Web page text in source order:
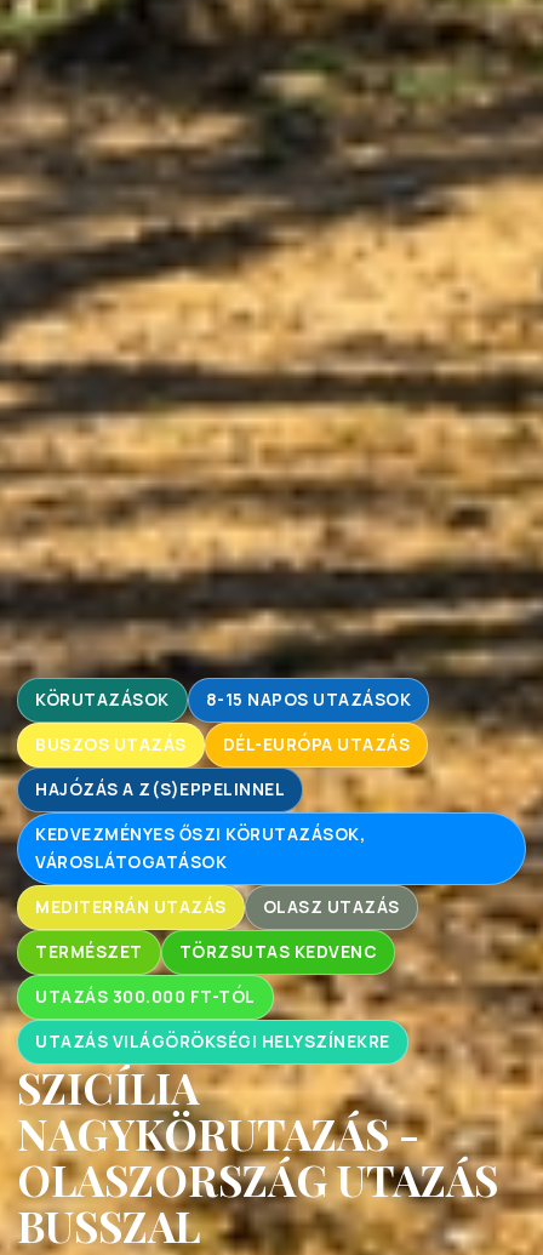
KÖRUTAZÁSOK 8-15 NAPOS UTAZÁSOK
BUSZOS UTAZÁS DÉL-EURÓPA UTAZÁS
HAJÓZÁS A Z(S)EPPELINNEL
KEDVEZMÉNYES ŐSZI KÖRUTAZÁSOK,
VÁROSLÁTOGATÁSOK
MEDITERRÁN UTAZÁS OLASZ UTAZÁS
TERMÉSZET TÖRZSUTAS KEDVENC
UTAZÁS 300.000 FT-TÓL
UTAZÁS VILÁGÖRÖKSÉGI HELYSZÍNEKRE
SZICÍLIA
NAGYKÖRUTAZÁS -
OLASZORSZÁG UTAZÁS
BUSSZAL